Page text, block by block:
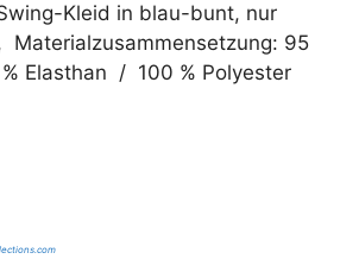
Kleid in blau-bunt, nur
Materialzusammensetzung: 95
% Elasthan / 100 % Polyester